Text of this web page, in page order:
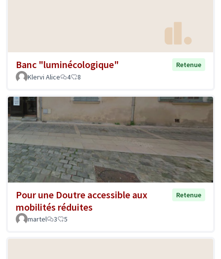
Banc "luminécologique"
Retenue
Klervi Alice
4 8
Pour une Doutre accessible aux
mobilités réduites
Retenue
martel 3 5